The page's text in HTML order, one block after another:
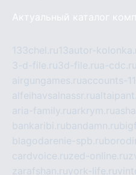
Актуальный каталог
133chel.ru13autor-
3-d-file.ru3d-file.rua-cdc.ru
airgungames.ruaccounts-
alfeihavsalnassr.ru
aria-family.ruarkrym.ru
bankaribi.rubandamn.ru
blagodarenie-spb.ru
cardvoice.ruzed-online.ru
zarafshan.ruyork-life.ru